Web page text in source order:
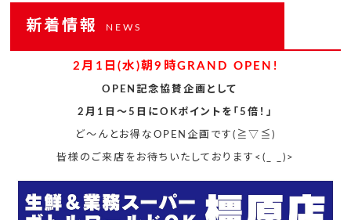
新着情報 NEWS
2月1日(水)朝9時GRAND OPEN!
OPEN記念協賛企画として
2月1日～5日にOKポイントを「5倍！」
ど～んとお得なOPEN企画です(≧▽≦)
皆様のご来店をお待ちいたしております<(_ _)>